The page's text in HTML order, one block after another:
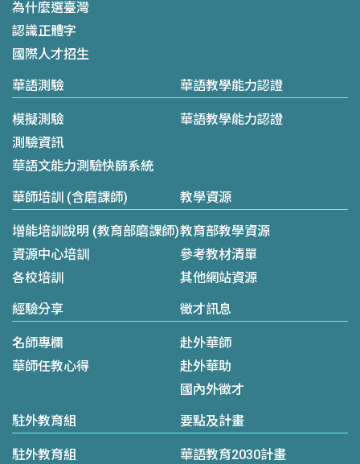
為什麼選臺灣
認識正體字
國際人才招生
華語測驗
模擬測驗
測驗資訊
華語文能力測驗快篩系統
華語教學能力認證
華語教學能力認證
華師培訓 (含磨課師)
增能培訓說明 (教育部磨課師)
資源中心培訓
各校培訓
教學資源
教育部教學資源
參考教材清單
其他網站資源
經驗分享
名師專欄
華師任教心得
徵才訊息
赴外華師
赴外華助
國內外徵才
駐外教育組
駐外教育組
要點及計畫
華語教育2030計畫